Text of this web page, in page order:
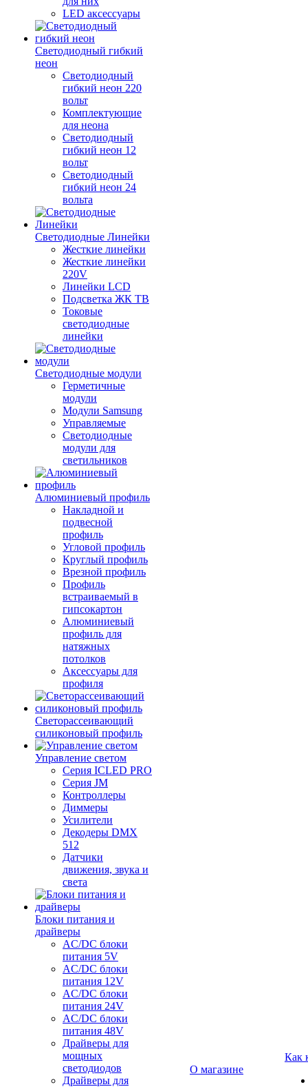
LED аксессуары
Светодиодный гибкий
неон
Светодиодный
гибкий неон 220
вольт
Комплектующие
для неона
Светодиодный
гибкий неон 12
вольт
Светодиодный
гибкий неон 24
вольта
Светодиодные Линейки
Жесткие линейки
Жесткие линейки
220V
Линейки LCD
Подсветка ЖК ТВ
Токовые
светодиодные
линейки
Светодиодные модули
Герметичные
модули
Модули Samsung
Управляемые
Светодиодные
модули для
светильников
Алюминиевый профиль
Накладной и
подвесной
профиль
Угловой профиль
Круглый профиль
Врезной профиль
Профиль
встраиваемый в
гипсокартон
Алюминиевый
профиль для
натяжных
потолков
Аксессуары для
профиля
Светорассеивающий
силиконовый профиль
Управление светом
Серия ICLED PRO
Серия JM
Контроллеры
Диммеры
Усилители
Декодеры DMX
512
Датчики
движения, звука и
света
Блоки питания и
драйверы
AC/DC блоки
питания 5V
AC/DC блоки
питания 12V
AC/DC блоки
питания 24V
AC/DC блоки
питания 48V
Драйверы для
мощных
светодиодов
Драйверы для
О магазине
Как